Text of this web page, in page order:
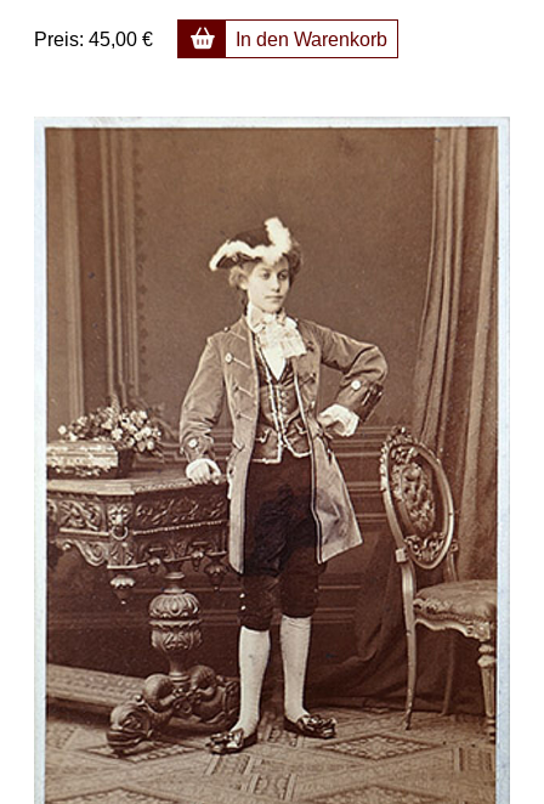
Preis: 45,00 € In den Warenkorb